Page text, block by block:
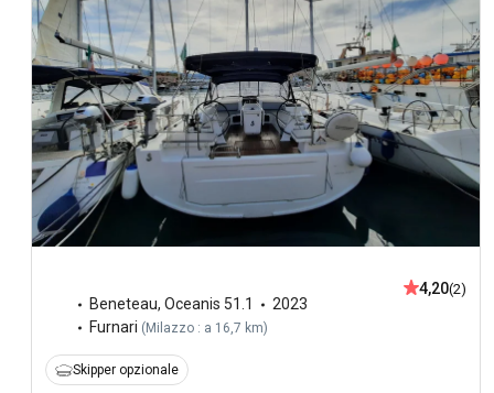
Beneteau, Oceanis 51.1
2023
Furnari ( Milazzo : a 16,7 km)
4,20(2)
Skipper opzionale